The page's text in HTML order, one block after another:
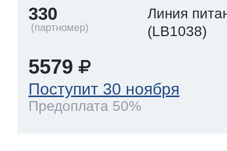
330
Линия
(LB1038)
5579
Поступит 30 ноября
Предоплата 50%